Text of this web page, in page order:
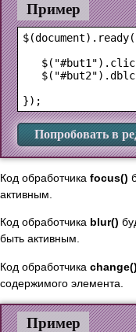
Пример
Попробовать в
Код обработчика focus()
активным.
Код обработчика blur()
быть активным.
Код обработчика change()
содержимого элемента.
Пример